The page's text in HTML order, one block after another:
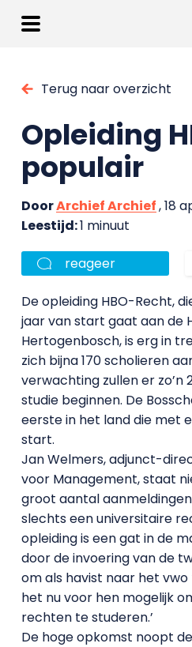
Terug naar overzicht
Opleiding
populair
DoorArchief Archief, 18
Leestijd:1 minuut
reageer
De opleiding HBO-Recht,
jaar van start gaat aan de
Hertogenbosch, is erg in
zich bijna 170 scholieren
verwachting zullen er zo’n
studie beginnen. De
eerste in het land die met
start.
Jan Welmers, adjunct-
voor Management, staat
groot aantal
slechts een universitaire
opleiding is een gat in de
door de invoering van de
om als havist naar het vwo
het nu voor hen mogelijk
rechten te studeren.’
De hoge opkomst noopt